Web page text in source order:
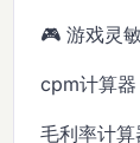
🎮 游戏灵
cpm计算器
毛利率计算